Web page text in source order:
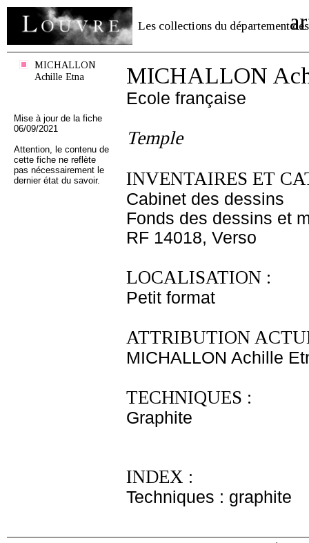
Les collections du département des
MICHALLON
Achille Etna
Mise à jour de la fiche
06/09/2021
Attention, le contenu de
cette fiche ne reflète
pas nécessairement le
dernier état du savoir.
MICHALLON
Ecole française
Temple
INVENTAIRES ET
Cabinet des dessins
Fonds des dessins et
RF 14018, Verso
LOCALISATION :
Petit format
ATTRIBUTION
MICHALLON Achille
TECHNIQUES :
Graphite
INDEX :
Techniques : graphite